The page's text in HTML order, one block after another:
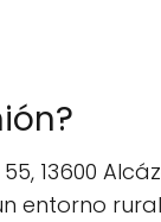
13600
entorno